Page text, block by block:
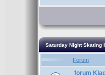
Saturday Night Skating
Forum
forum